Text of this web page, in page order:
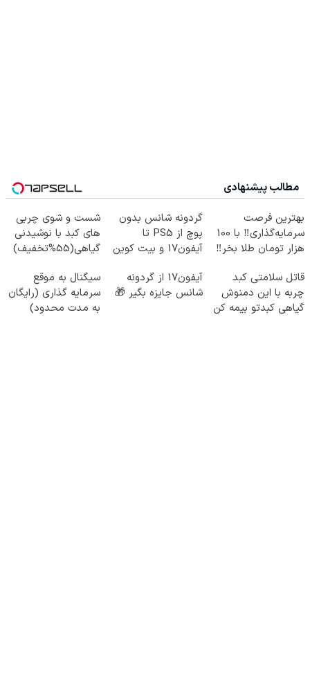
مطالب پیشنهادی
بهترین فرصت
سرمایه‌گذاری‼️ با 100
هزار تومان طلا بخر‼️
گردونه شانس بدون
پوچ از PS5 تا
آیفون17 و بیت کوین
شست و شوی چربی
های کبد با نوشیدنی
گیاهی(55%تخفیف)
قاتل سلامتی کبد
چربه با این دمنوش
گیاهی کبدتو بیمه کن
آیفون17 از گردونه
شانس جایزه بگیر 🎁
سیگنال به موقع
سرمایه گذاری (رایگان
به مدت محدود)